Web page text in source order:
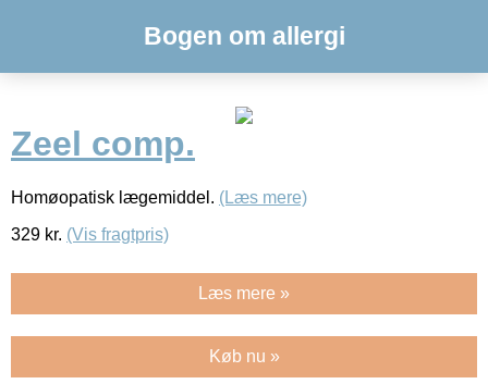
Bogen om allergi
Zeel comp.
Homøopatisk lægemiddel. (Læs mere)
329 kr. (Vis fragtpris)
Læs mere »
Køb nu »